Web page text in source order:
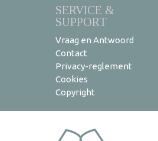
SERVICE &
SUPPORT
Vraag en Antwoord
Contact
Privacy-reglement
Cookies
Copyright